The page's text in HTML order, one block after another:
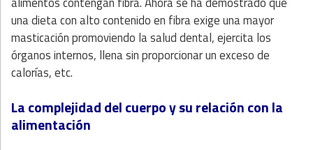
una dieta con alto contenido en fibra exige una mayor
masticación promoviendo la salud dental, ejercita los
órganos internos, llena sin proporcionar un exceso de
calorías, etc.
La complejidad del cuerpo y su relación con la
alimentación